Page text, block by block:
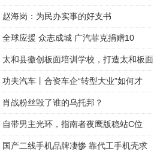
赵海岗：为民办实事的好支书
全球应援 众志成城 广汽菲克捐赠10
太和县徽创板面培训学校，打造太和板面
功夫汽车丨合资车企“转型大业”如何才
肖战粉丝毁了谁的乌托邦？
自带男主光环，指南者夜鹰版稳站C位
国产二线手机品牌凄惨 靠代工手机壳求